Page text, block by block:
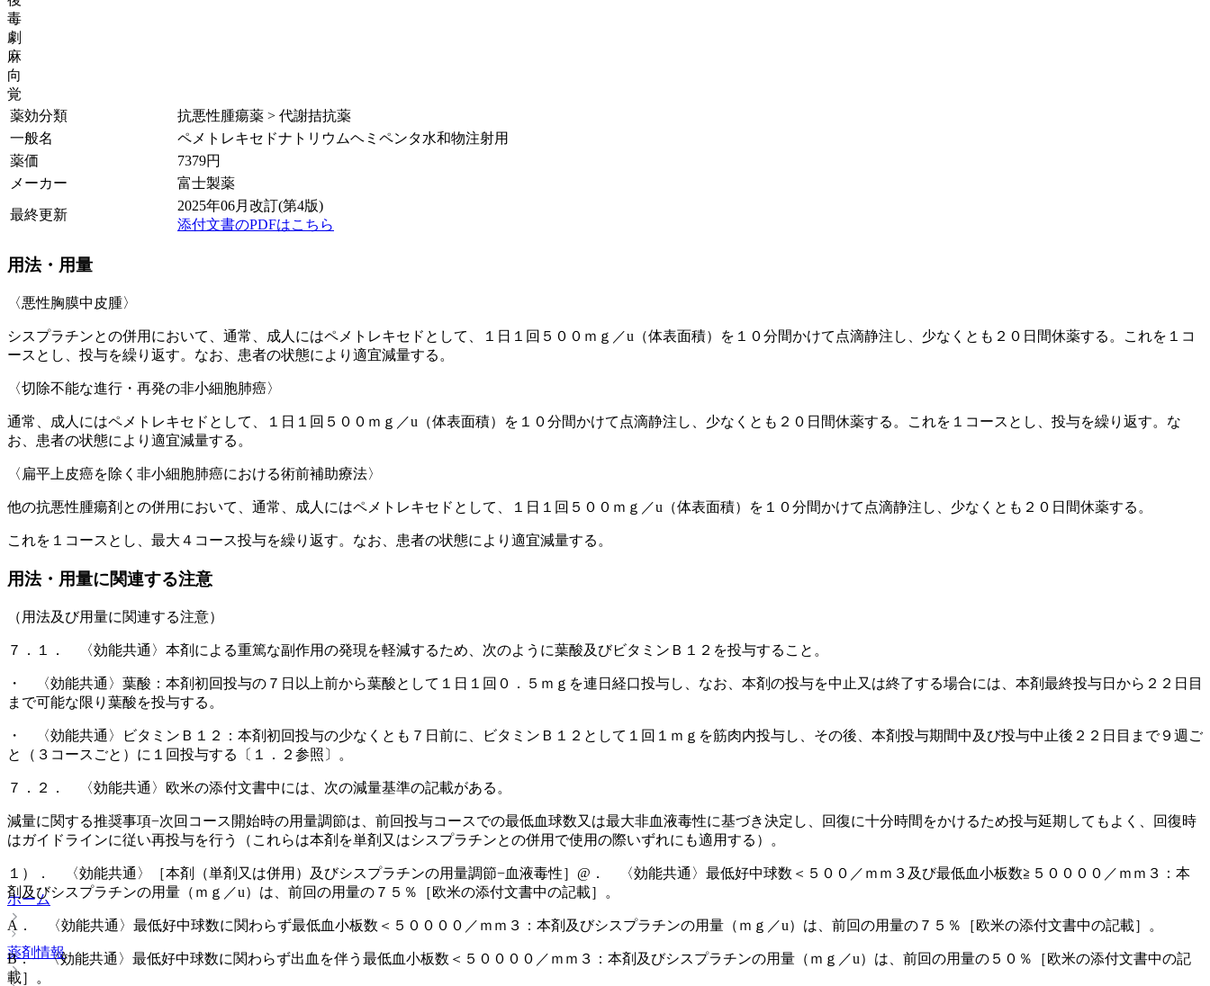
毒
劇
麻
向
覚
薬効分類
抗悪性腫瘍薬 > 代謝拮抗薬
一般名
ペメトレキセドナトリウムヘミペンタ水和物注射用
薬価
7379円
メーカー
富士製薬
最終更新
2025年06月改訂(第4版)
添付文書のPDFはこちら
用法・用量
〈悪性胸膜中皮腫〉
シスプラチンとの併用において、通常、成人にはペメトレキセドとして、１日１回５００ｍｇ／u（体表面積）を１０分間かけて点滴静注し、少なくとも２０日間休薬する。これを１コ
ースとし、投与を繰り返す。なお、患者の状態により適宜減量する。
〈切除不能な進行・再発の非小細胞肺癌〉
通常、成人にはペメトレキセドとして、１日１回５００ｍｇ／u（体表面積）を１０分間かけて点滴静注し、少なくとも２０日間休薬する。これを１コースとし、投与を繰り返す。な
お、患者の状態により適宜減量する。
〈扁平上皮癌を除く非小細胞肺癌における術前補助療法〉
他の抗悪性腫瘍剤との併用において、通常、成人にはペメトレキセドとして、１日１回５００ｍｇ／u（体表面積）を１０分間かけて点滴静注し、少なくとも２０日間休薬する。
これを１コースとし、最大４コース投与を繰り返す。なお、患者の状態により適宜減量する。
用法・用量に関連する注意
（用法及び用量に関連する注意）
７．１． 〈効能共通〉本剤による重篤な副作用の発現を軽減するため、次のように葉酸及びビタミンＢ１２を投与すること。
・ 〈効能共通〉葉酸：本剤初回投与の７日以上前から葉酸として１日１回０．５ｍｇを連日経口投与し、なお、本剤の投与を中止又は終了する場合には、本剤最終投与日から２２日目
まで可能な限り葉酸を投与する。
・ 〈効能共通〉ビタミンＢ１２：本剤初回投与の少なくとも７日前に、ビタミンＢ１２として１回１ｍｇを筋肉内投与し、その後、本剤投与期間中及び投与中止後２２日目まで９週ご
と（３コースごと）に１回投与する〔１．２参照〕。
７．２． 〈効能共通〉欧米の添付文書中には、次の減量基準の記載がある。
減量に関する推奨事項−次回コース開始時の用量調節は、前回投与コースでの最低血球数又は最大非血液毒性に基づき決定し、回復に十分時間をかけるため投与延期してもよく、回復時
はガイドラインに従い再投与を行う（これらは本剤を単剤又はシスプラチンとの併用で使用の際いずれにも適用する）。
１）． 〈効能共通〉［本剤（単剤又は併用）及びシスプラチンの用量調節−血液毒性］@． 〈効能共通〉最低好中球数＜５００／ｍｍ３及び最低血小板数≧５００００／ｍｍ３：本
剤及びシスプラチンの用量（ｍｇ／u）は、前回の用量の７５％［欧米の添付文書中の記載］。
A． 〈効能共通〉最低好中球数に関わらず最低血小板数＜５００００／ｍｍ３：本剤及びシスプラチンの用量（ｍｇ／u）は、前回の用量の７５％［欧米の添付文書中の記載］。
B． 〈効能共通〉最低好中球数に関わらず出血を伴う最低血小板数＜５００００／ｍｍ３：本剤及びシスプラチンの用量（ｍｇ／u）は、前回の用量の５０％［欧米の添付文書中の記
載］。
ホーム
薬剤情報